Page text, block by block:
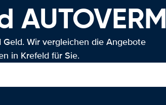
Wir vergleichen die Angebote
in Krefeld für Sie.